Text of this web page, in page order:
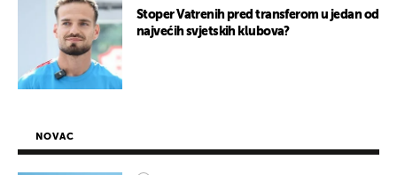
Stoper Vatrenih pred transferom u jedan od
najvećih svjetskih klubova?
NOVAC